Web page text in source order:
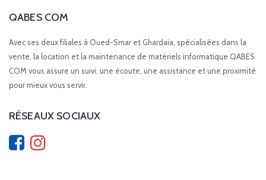
QABES COM
Avec ses deux filiales à Oued-Smar et Ghardaia, spécialisées dans la
vente, la location et la maintenance de matériels informatique QABES
COM vous assure un suivi, une écoute, une assistance et une proximité
pour mieux vous servir.
RÉSEAUX SOCIAUX